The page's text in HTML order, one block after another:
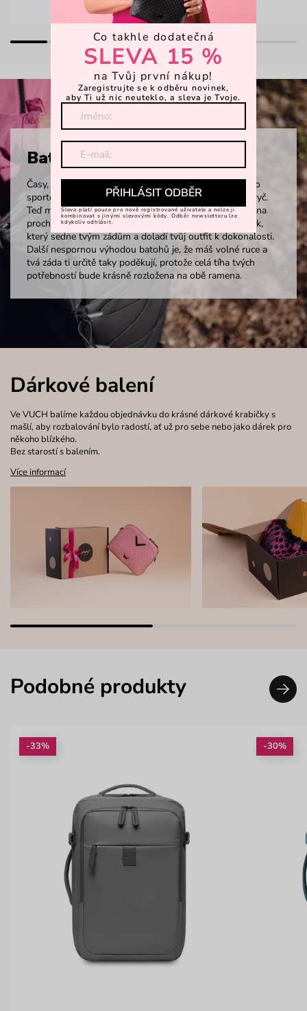
Batohy
Časy, kdy batohy znamenaly jen aktovky do školy nebo
sportovní kousky na vysokohorské túry, jsou dávno pryč.
Teď může být batoh i elegantním doplňkem do města na
procházku, do práce nebo do školy. Tak si vyber kousek,
který sedne tvým zádům a doladí tvůj outfit k dokonalosti.
Další nespornou výhodou batohů je, že máš volné ruce a
tvá záda ti určitě taky poděkují, protože celá tíha tvých
potřebností bude krásně rozložena na obě ramena.
Dárkové balení
Ve VUCH balíme každou objednávku do krásné dárkové krabičky s
mašlí, aby rozbalování bylo radostí, ať už pro sebe nebo jako dárek pro
někoho blízkého.
Bez starostí s balením.
Více informací
Podobné produkty
-33% -30%
Co takhle dodatečná
SLEVA 15 %
na Tvůj první nákup!
Zaregistrujte se k odběru novinek,
aby Ti už nic neuteklo, a sleva je Tvoje.
PŘIHLÁSIT ODBĚR
Sleva platí pouze pro nově registrované uživatele a nelze ji
kombinovat s jinými slevovými kódy. Odběr newsletteru lze
kdykoliv odhlásit.